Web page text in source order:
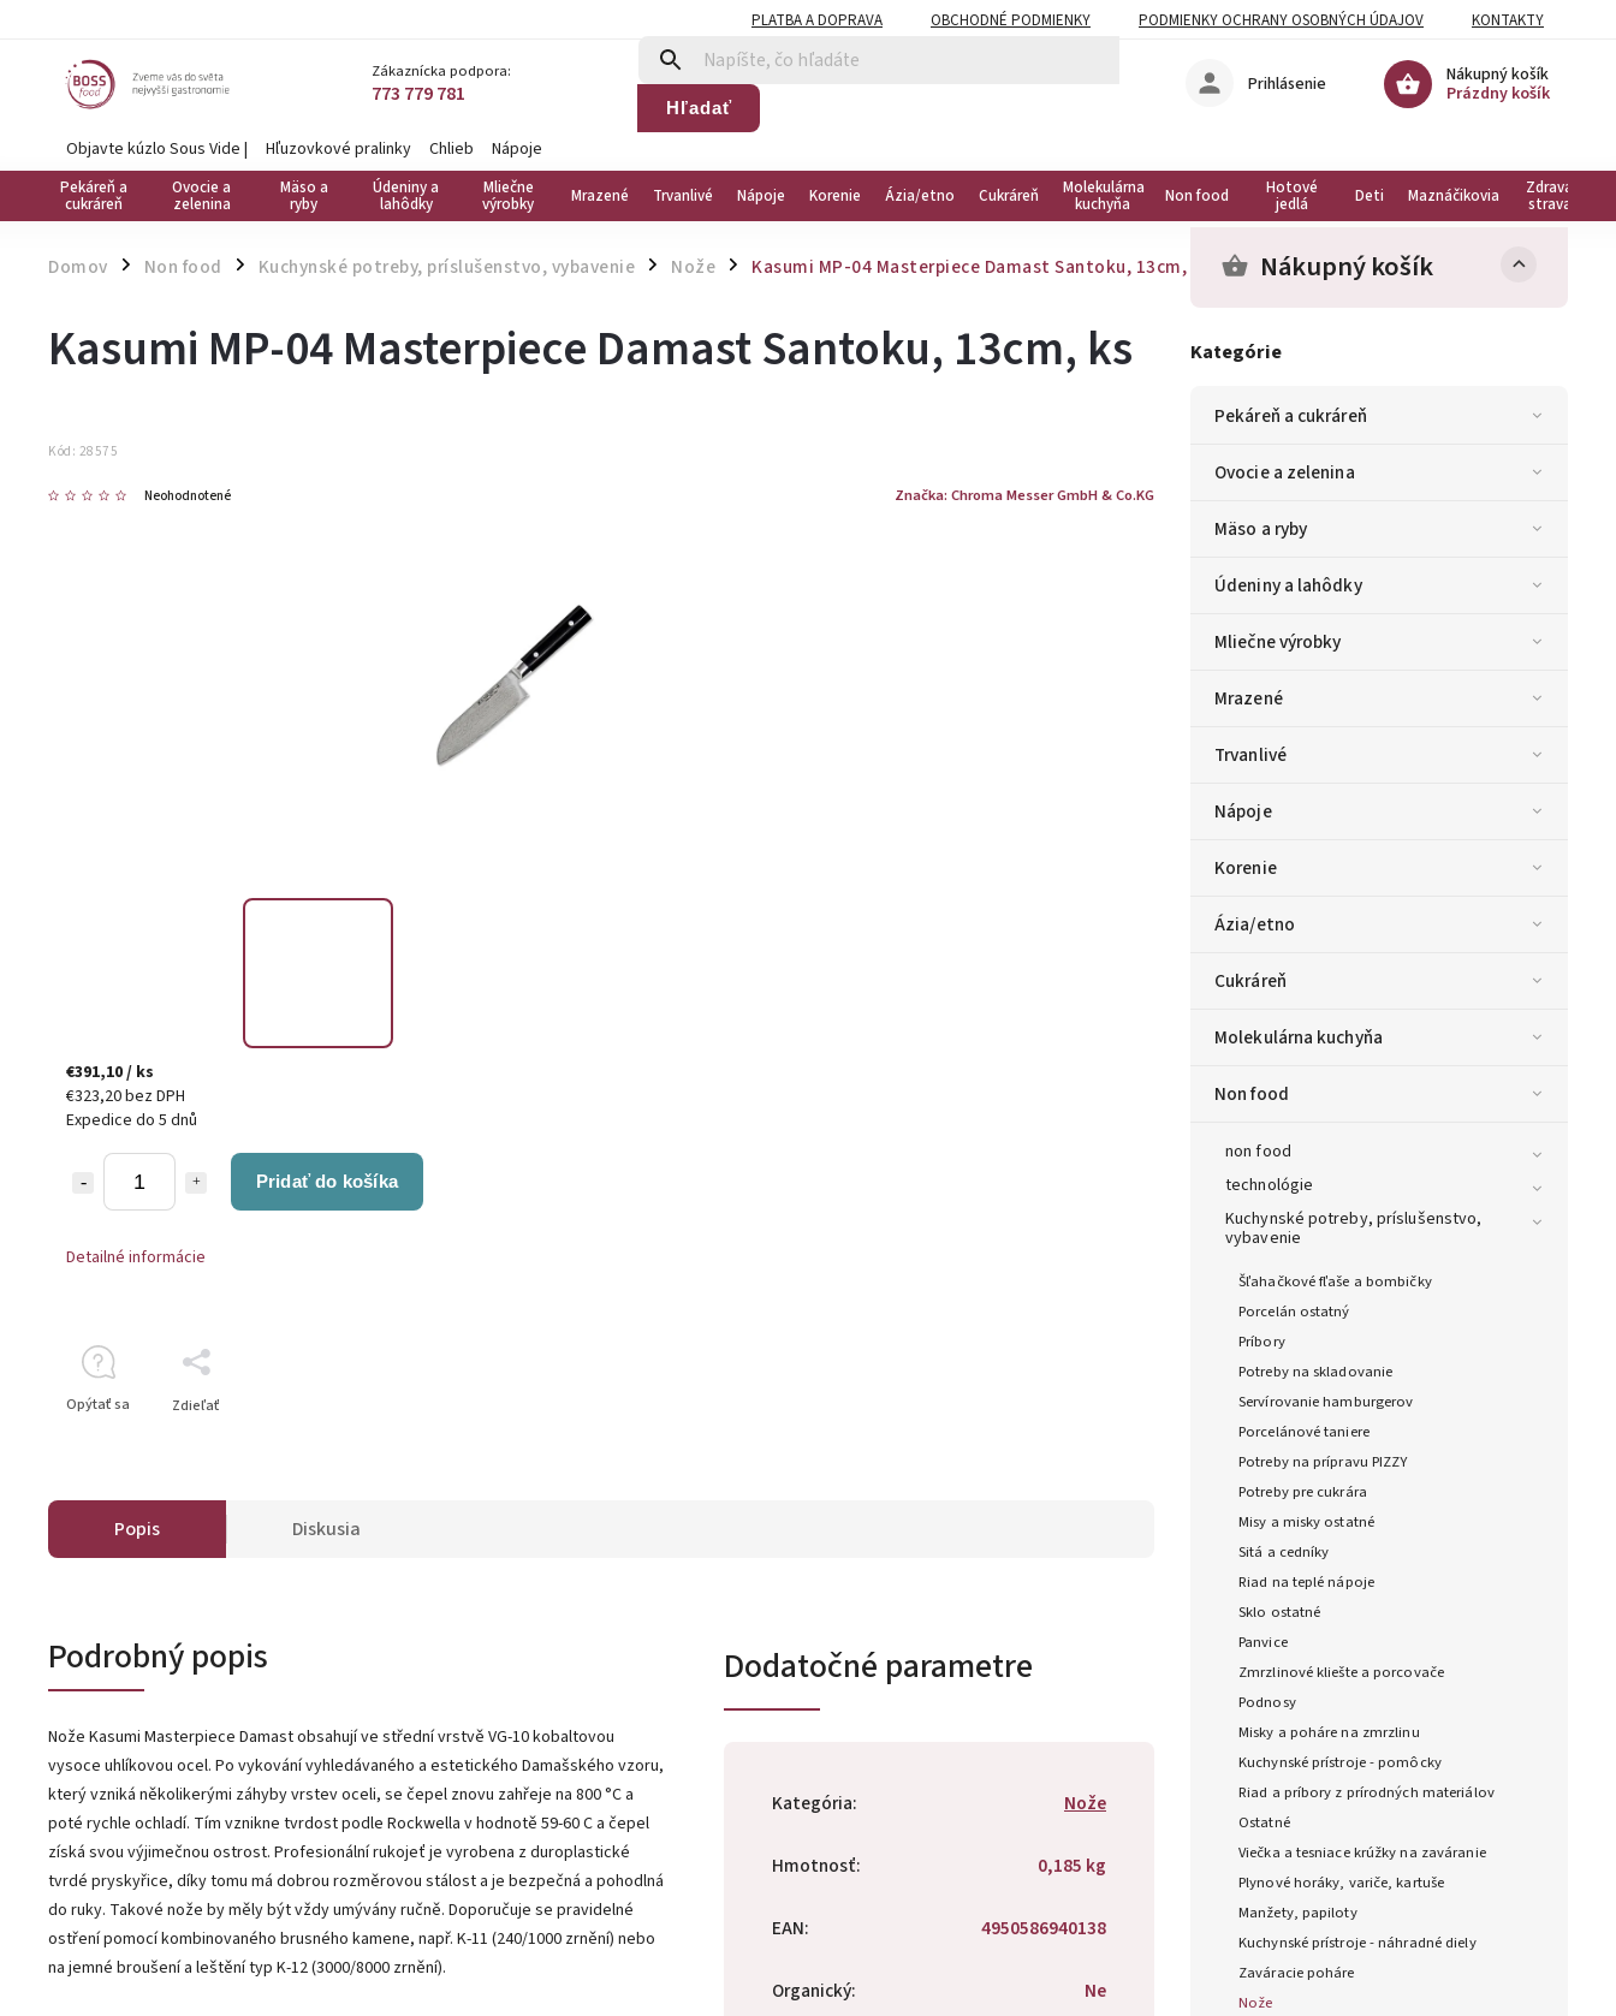
PLATBA A DOPRAVA OBCHODNÉ PODMIENKY PODMIENKY OCHRANY OSOBNÝCH ÚDAJOV KONTAKTY
Zákaznícka podpora:
773 779 781 Hľadať
Nákupný košík
Prázdny košík
Prihlásenie
Objavte kúzlo Sous Vide | Hľuzovkové pralinky Chlieb Nápoje
Pekáreň a
cukráreň
Ovocie a
zelenina
Mäso a
ryby
Údeniny a
lahôdky
Mliečne
výrobky Mrazené Trvanlivé Nápoje Korenie Ázia/etno Cukráreň Molekulárna
kuchyňa Non food Hotové
jedlá Deti Maznáčikovia Zdravá
strava
Domov / Non food / Kuchynské potreby, príslušenstvo, vybavenie / Nože / Kasumi MP-04 Masterpiece Damast Santoku, 13cm, ks Nákupný košík
Kategórie
Pekáreň a cukráreň
Ovocie a zelenina
Mäso a ryby
Údeniny a lahôdky
Mliečne výrobky
Mrazené
Trvanlivé
Nápoje
Korenie
Ázia/etno
Cukráreň
Molekulárna kuchyňa
Non food
non food
technológie
Kuchynské potreby, príslušenstvo,
vybavenie
Šľahačkové fľaše a bombičky
Porcelán ostatný
Príbory
Potreby na skladovanie
Servírovanie hamburgerov
Porcelánové taniere
Potreby na prípravu PIZZY
Potreby pre cukrára
Misy a misky ostatné
Sitá a cedníky
Riad na teplé nápoje
Sklo ostatné
Panvice
Zmrzlinové kliešte a porcovače
Podnosy
Misky a poháre na zmrzlinu
Kuchynské prístroje - pomôcky
Riad a príbory z prírodných materiálov
Ostatné
Viečka a tesniace krúžky na zaváranie
Plynové horáky, variče, kartuše
Manžety, papiloty
Kuchynské prístroje - náhradné diely
Zaváracie poháre
Nože
Kasumi MP-04 Masterpiece Damast Santoku, 13cm, ks
Kód: 28575
Neohodnotené Značka: Chroma Messer GmbH & Co.KG
€391,10/ ks
€323,20 bez DPH
Expedice do 5 dnů
Pridať do košíka
Detailné informácie
Opýtať sa Zdieľať
Popis Diskusia
Podrobný popis
Nože Kasumi Masterpiece Damast obsahují ve střední vrstvě VG-10 kobaltovou
vysoce uhlíkovou ocel. Po vykování vyhledávaného a estetického Damašského vzoru,
který vzniká několikerými záhyby vrstev oceli, se čepel znovu zahřeje na 800 °C a
poté rychle ochladí. Tím vznikne tvrdost podle Rockwella v hodnotě 59-60 C a čepel
získá svou výjimečnou ostrost. Profesionální rukojeť je vyrobena z duroplastické
tvrdé pryskyřice, díky tomu má dobrou rozměrovou stálost a je bezpečná a pohodlná
do ruky. Takové nože by měly být vždy umývány ručně. Doporučuje se pravidelné
ostření pomocí kombinovaného brusného kamene, např. K-11 (240/1000 zrnění) nebo
na jemné broušení a leštění typ K-12 (3000/8000 zrnění).
Dodatočné parametre
Kategória: Nože
Hmotnosť: 0,185 kg
EAN: 4950586940138
Organický: Ne